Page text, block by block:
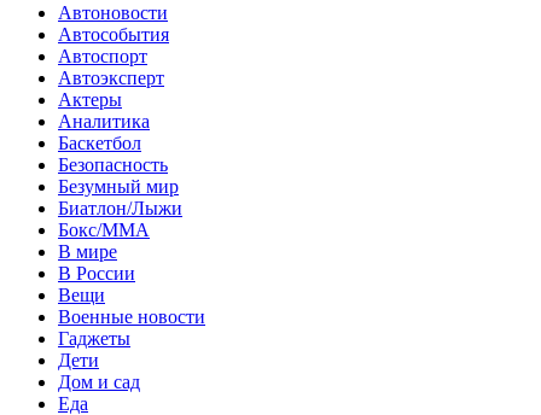
Автоновости
Автособытия
Автоспорт
Автоэксперт
Актеры
Аналитика
Баскетбол
Безопасность
Безумный мир
Биатлон/Лыжи
Бокс/MMA
В мире
В России
Вещи
Военные новости
Гаджеты
Дети
Дом и сад
Еда